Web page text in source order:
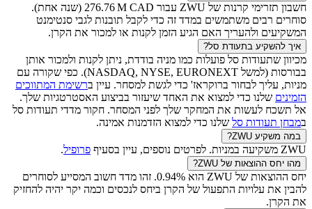
חשבון תזרימי קרנות של ZWU עבור ‪276.76 M‬ CAD
(שנה אחת).
סוחרים רבים משתמשים במדד זה כדי לקבל תובנות לגבי סנטימנט
המשקיעים ולהעריך האם הגיע הזמן לקנות או למכור את הקרן.
איך להשקיע בתעודת סל?
מכיוון שתעודות סל פועלות כמו מניה בודדת, ניתן לקנות ולמכור אותן
בבורסות (למשל NASDAQ, NYSE, EURONEXT). כפי שקורה עם
מניות, עליך לבחור ברוקראז' כדי לגשת למסחר. עיין ברשימת המתווכים
הזמינים שלנו כדי למצוא את האחד שיעזור בביצוע האסטרטגיות שלך.
אל תשכח לעשות את המחקר שלך לפני המסחר. חקור מדדי תעודות סל
במבחן תעודות סל שלנו כדי למצוא הזדמנות אמינה.
במה משקיע ZWU
?
ZWU משקיעה במניות. לפרטים נוספים, עיין בסעיף פרופיל.
מהו יחס ההוצאות של ZWU
?
יחס ההוצאות של ZWU הוא 0.94%. זהו מדד חשוב המסייע לסוחרים
להבין את עלויות התפעול של הקרן ביחס לנכסים וכמה יקר יהיה להחזיק
את הקרן.